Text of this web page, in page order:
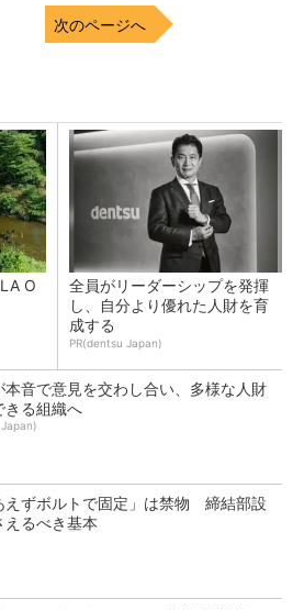
次のページへ
O
全員がリーダーシップを発揮
し、自分より優れた人財を育
成する
PR(dentsu Japan)
本音で意見を交わし合い、多様な人財
きる組織へ
えずボルトで固定」は禁物 締結部設
えるべき基本